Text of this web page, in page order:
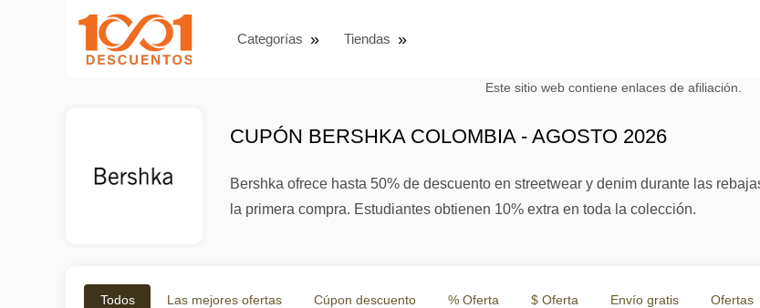
Categorías Tiendas
Este sitio web contiene enlaces de afiliación.
CUPÓN BERSHKA COLOMBIA - AGOSTO 2026
Bershka ofrece hasta 50% de descuento en streetwear y denim durante las
la primera compra. Estudiantes obtienen 10% extra en toda la colección.
Todos Las mejores ofertas Cúpon descuento % Oferta $ Oferta Envío gratis Ofertas